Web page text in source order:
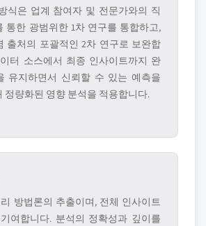
식은 업계 참여자 및 전문가와의 직
통한 광범위한 1차 연구를 통합하고,
출처의 포괄적인 2차 연구로 보완합
터 소스에서 최종 인사이트까지 완
유지하면서 신뢰할 수 있는 예측을
정량화된 영향 분석을 적용합니다.
방법론의 추출이며, 전체 인사이트
여합니다. 분석의 정확성과 깊이를